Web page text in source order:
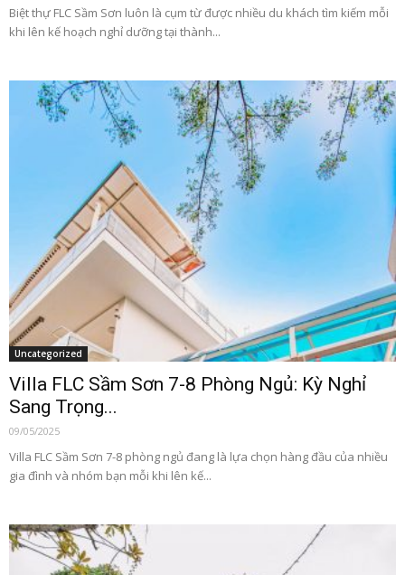
Biệt thự FLC Sầm Sơn luôn là cụm từ được nhiều du khách tìm kiếm mỗi
khi lên kế hoạch nghỉ dưỡng tại thành...
Uncategorized
Villa FLC Sầm Sơn 7-8 Phòng Ngủ: Kỳ Nghỉ
Sang Trọng...
09/05/2025
Villa FLC Sầm Sơn 7-8 phòng ngủ đang là lựa chọn hàng đầu của nhiều
gia đình và nhóm bạn mỗi khi lên kế...